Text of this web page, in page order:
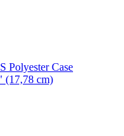
Polyester Case
(17,78 cm)